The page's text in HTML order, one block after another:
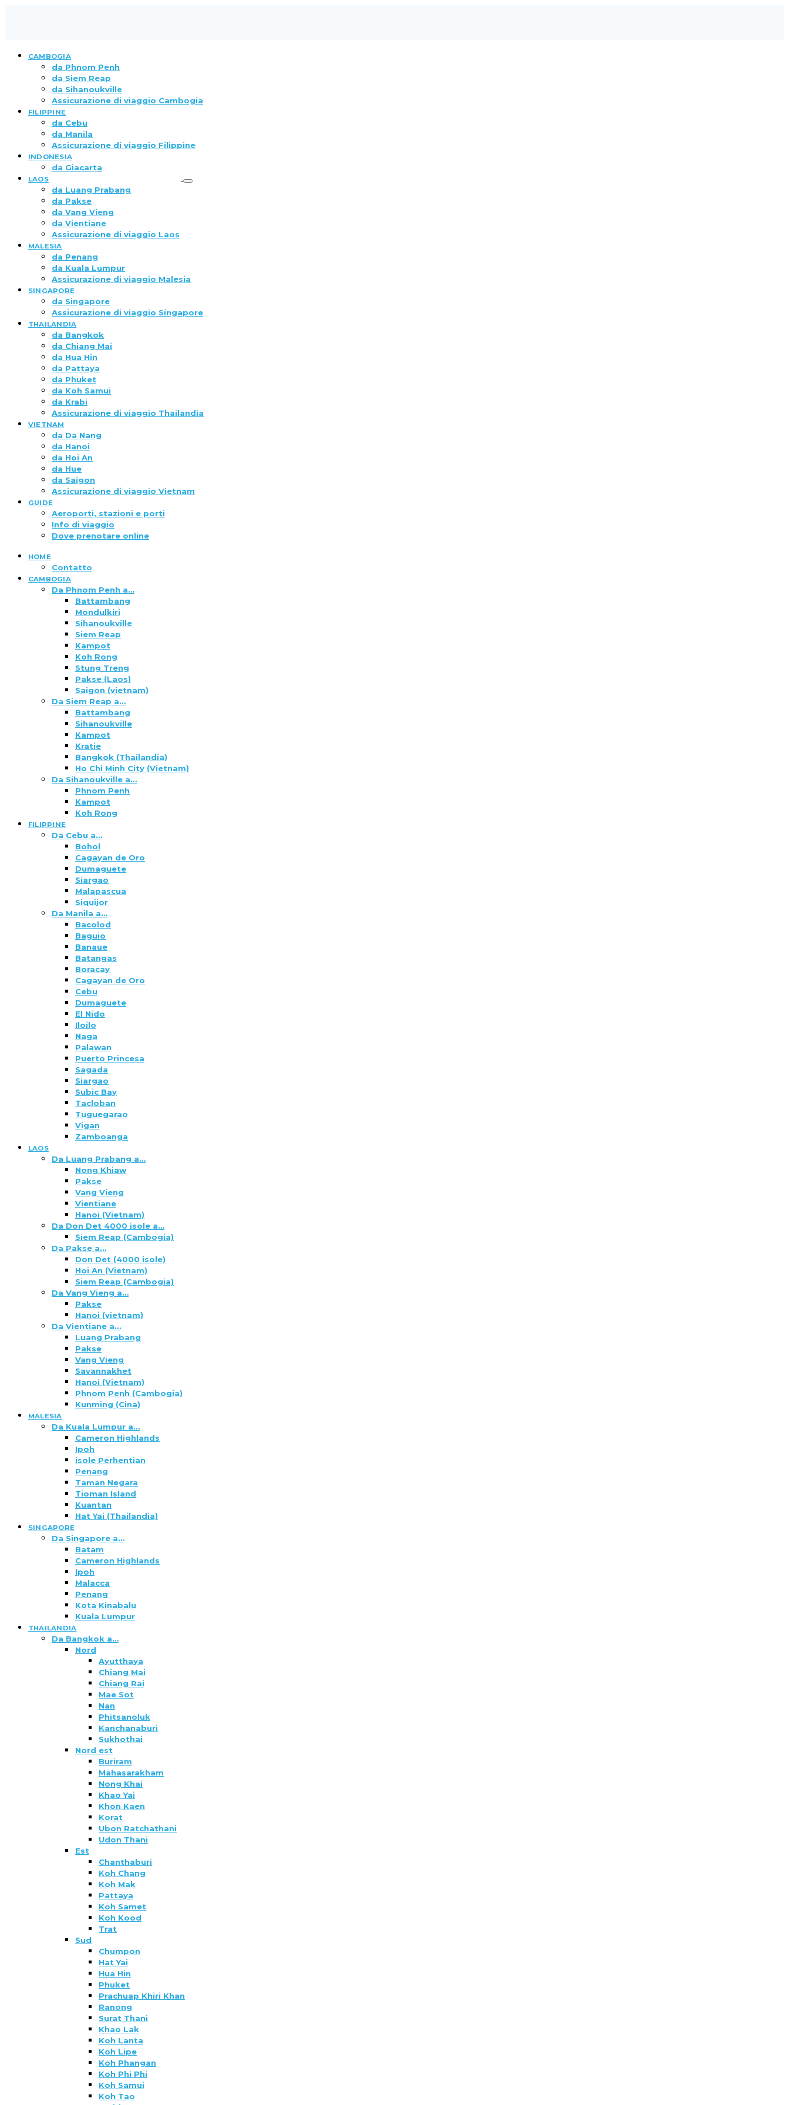
CAMBOGIA
da Phnom Penh
da Siem Reap
da Sihanoukville
Assicurazione di viaggio Cambogia
FILIPPINE
da Cebu
da Manila
Assicurazione di viaggio Filippine
INDONESIA
da Giacarta
LAOS
da Luang Prabang
da Pakse
da Vang Vieng
da Vientiane
Assicurazione di viaggio Laos
MALESIA
da Penang
da Kuala Lumpur
Assicurazione di viaggio Malesia
SINGAPORE
da Singapore
Assicurazione di viaggio Singapore
THAILANDIA
da Bangkok
da Chiang Mai
da Hua Hin
da Pattaya
da Phuket
da Koh Samui
da Krabi
Assicurazione di viaggio Thailandia
VIETNAM
da Da Nang
da Hanoi
da Hoi An
da Hue
da Saigon
Assicurazione di viaggio Vietnam
GUIDE
Aeroporti, stazioni e porti
Info di viaggio
Dove prenotare online
HOME
Contatto
CAMBOGIA
Da Phnom Penh a…
Battambang
Mondulkiri
Sihanoukville
Siem Reap
Kampot
Koh Rong
Stung Treng
Pakse (Laos)
Saigon (vietnam)
Da Siem Reap a…
Battambang
Sihanoukville
Kampot
Kratie
Bangkok (Thailandia)
Ho Chi Minh City (Vietnam)
Da Sihanoukville a…
Phnom Penh
Kampot
Koh Rong
FILIPPINE
Da Cebu a…
Bohol
Cagayan de Oro
Dumaguete
Siargao
Malapascua
Siquijor
Da Manila a…
Bacolod
Baguio
Banaue
Batangas
Boracay
Cagayan de Oro
Cebu
Dumaguete
El Nido
Iloilo
Naga
Palawan
Puerto Princesa
Sagada
Siargao
Subic Bay
Tacloban
Tuguegarao
Vigan
Zamboanga
LAOS
Da Luang Prabang a…
Nong Khiaw
Pakse
Vang Vieng
Vientiane
Hanoi (Vietnam)
Da Don Det 4000 isole a…
Siem Reap (Cambogia)
Da Pakse a…
Don Det (4000 isole)
Hoi An (Vietnam)
Siem Reap (Cambogia)
Da Vang Vieng a…
Pakse
Hanoi (vietnam)
Da Vientiane a…
Luang Prabang
Pakse
Vang Vieng
Savannakhet
Hanoi (Vietnam)
Phnom Penh (Cambogia)
Kunming (Cina)
MALESIA
Da Kuala Lumpur a…
Cameron Highlands
Ipoh
isole Perhentian
Penang
Taman Negara
Tioman Island
Kuantan
Hat Yai (Thailandia)
SINGAPORE
Da Singapore a…
Batam
Cameron Highlands
Ipoh
Malacca
Penang
Kota Kinabalu
Kuala Lumpur
THAILANDIA
Da Bangkok a…
Nord
Ayutthaya
Chiang Mai
Chiang Rai
Mae Sot
Nan
Phitsanoluk
Kanchanaburi
Sukhothai
Nord est
Buriram
Mahasarakham
Nong Khai
Khao Yai
Khon Kaen
Korat
Ubon Ratchathani
Udon Thani
Est
Chanthaburi
Koh Chang
Koh Mak
Pattaya
Koh Samet
Koh Kood
Trat
Sud
Chumpon
Hat Yai
Hua Hin
Phuket
Prachuap Khiri Khan
Ranong
Surat Thani
Khao Lak
Koh Lanta
Koh Lipe
Koh Phangan
Koh Phi Phi
Koh Samui
Koh Tao